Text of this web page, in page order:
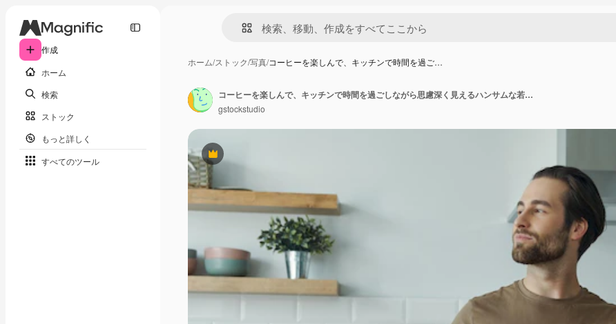
作成
ホーム
検索
ストック
もっと詳しく
すべてのツール
ホーム/ストック/写真/コーヒーを楽しんで、キッチンで時間を過ご…
Premium
コーヒーを楽しんで、キッチンで時間を過ごしながら思慮深く見えるハンサムな若い男
gstockstudio